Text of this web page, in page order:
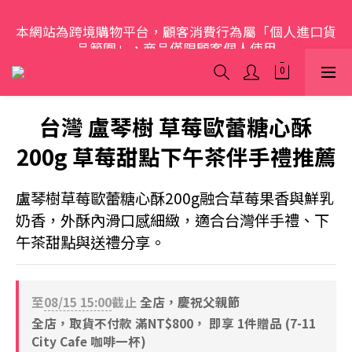
品範圍」，商品僅限顧客個人使用
歡迎光臨 S.A.W
台灣 盧琴樹 草莓歐蕾糖心酥
200g 草莓甜點下午茶伴手禮推薦
盧琴樹草莓歐蕾糖心酥200g融合草莓果香與鮮乳
奶香，外酥內滑口感細緻，適合台灣伴手禮、下
午茶甜點與送禮分享。
至08/15 15:00截止 全店，慶祝父親節
全店，取貨不付款 滿NT$800， 即享 1件贈品 (7-11
City Cafe 咖啡一杯)